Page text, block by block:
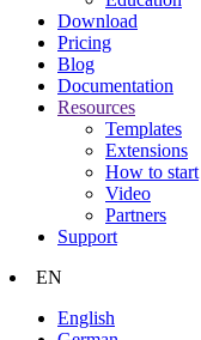
Download
Pricing
Blog
Documentation
Resources
Templates
Extensions
How to start
Video
Partners
Support
EN
English